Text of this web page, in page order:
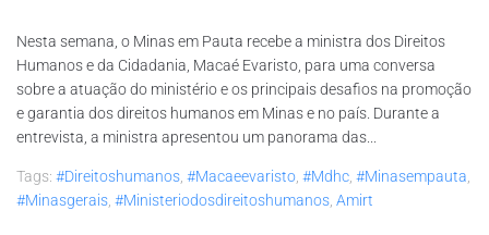
Nesta semana, o Minas em Pauta recebe a ministra dos Direitos
Humanos e da Cidadania, Macaé Evaristo, para uma conversa
sobre a atuação do ministério e os principais desafios na promoção
e garantia dos direitos humanos em Minas e no país. Durante a
entrevista, a ministra apresentou um panorama das...
Tags: #direitoshumanos, #macaeevaristo, #mdhc, #minasempauta,
#minasgerais, #ministeriodosdireitoshumanos, Amirt